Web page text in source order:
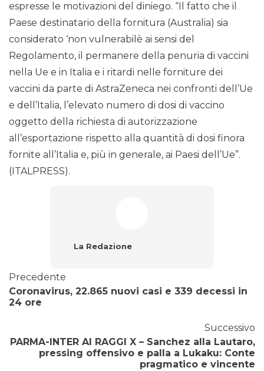
espresse le motivazioni del diniego. “Il fatto che il
Paese destinatario della fornitura (Australia) sia
considerato ‘non vulnerabilè ai sensi del
Regolamento, il permanere della penuria di vaccini
nella Ue e in Italia e i ritardi nelle forniture dei
vaccini da parte di AstraZeneca nei confronti dell’Ue
e dell’Italia, l’elevato numero di dosi di vaccino
oggetto della richiesta di autorizzazione
all’esportazione rispetto alla quantità di dosi finora
fornite all’Italia e, più in generale, ai Paesi dell’Ue”.
(ITALPRESS).
La Redazione
Precedente
Coronavirus, 22.865 nuovi casi e 339 decessi in
24 ore
Successivo
PARMA-INTER AI RAGGI X – Sanchez alla Lautaro,
pressing offensivo e palla a Lukaku: Conte
pragmatico e vincente